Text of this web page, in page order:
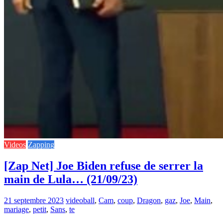
Videos Zapping
[Zap Net] Joe Biden refuse de serrer la
main de Lula… (21/09/23)
21 septembre 2023 videoball, Cam, coup, Dragon, gaz, Joe, Main,
mariage, petit, Sans, te